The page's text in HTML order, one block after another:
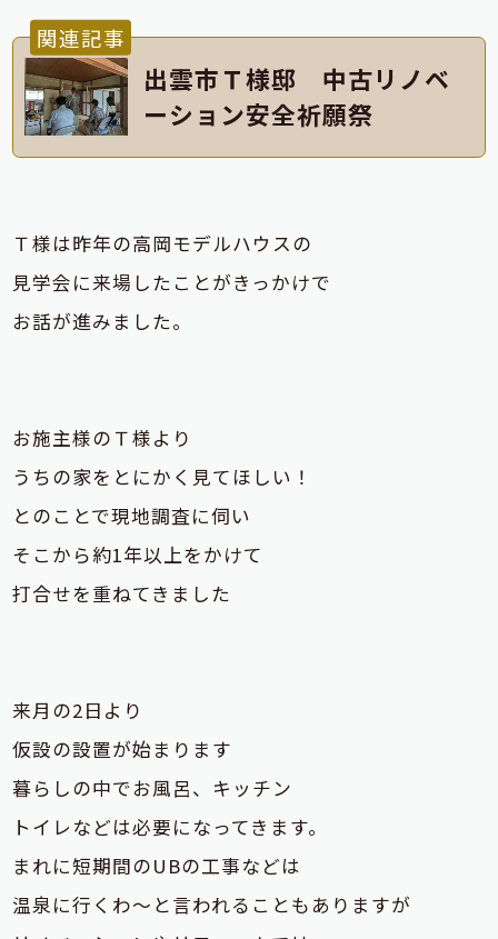
関連記事
出雲市Ｔ様邸 中古リノベ
ーション安全祈願祭
Ｔ様は昨年の高岡モデルハウスの
見学会に来場したことがきっかけで
お話が進みました。
お施主様のＴ様より
うちの家をとにかく見てほしい！
とのことで現地調査に伺い
そこから約1年以上をかけて
打合せを重ねてきました
来月の2日より
仮設の設置が始まります
暮らしの中でお風呂、キッチン
トイレなどは必要になってきます。
まれに短期間のUBの工事などは
温泉に行くわ～と言われることもありますが